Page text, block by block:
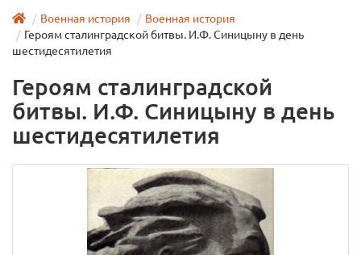
Военная история
Военная истoрия
Героям сталинградской битвы. И.Ф. Синицыну в день
шестидесятилетия
Героям сталинградской
битвы. И.Ф. Синицыну в день
шестидесятилетия